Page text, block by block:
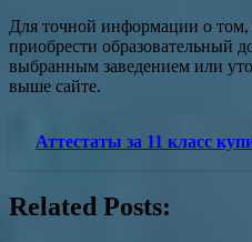
Для точной информации о том,
приобрести образовательный
выбранным заведением или
выше сайте.
Аттестаты за 11 класс
Related Posts: